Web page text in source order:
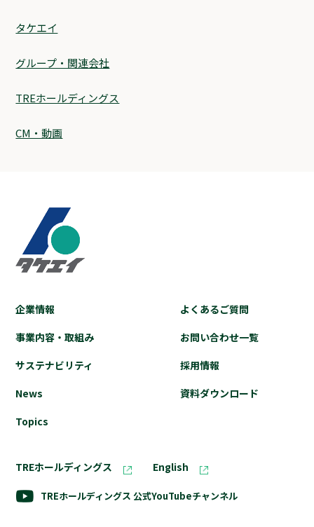
タケエイ
グループ・関連会社
TREホールディングス
CM・動画
企業情報
事業内容・取組み
サステナビリティ
News
Topics
よくあるご質問
お問い合わせ⼀覧
採⽤情報
資料ダウンロード
TREホールディングス English
TREホールディングス 公式YouTubeチャンネル